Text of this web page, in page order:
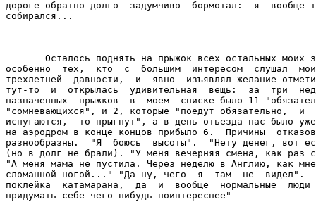
дороге обратно долго  задумчиво  бормотал:  я
собирался...
Осталось поднять на прыжок всех остальных моих
особенно  тех,  кто  с  большим  интересом  слушал
трехлетней  давности,  и  явно  изъявлял желание
тут-то  и  открылась  удивительная  вещь:  за  три
назначенных  прыжков  в  моем  списке было 11
"сомневающихся", и 2, которые "поедут обязательно,  и
испугаются,  то прыгнут", а в день отьезда нас было
на аэродром в конце концов прибыло 6.  Причины
разнообразны.  "Я  боюсь  высоты".  "Нету денег, вот
(но в долг не брали). "У меня вечерняя смена, как раз
"А меня мама не пустила. Через неделю в Англию, как
сломанной ногой..." "Да ну, чего  я  там  не  видел".
поклейка  катамарана,  да  и  вообще  нормальные  люди
придумать себе чего-нибудь поинтереснее"